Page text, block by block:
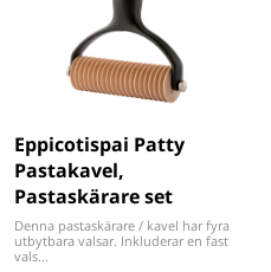
Eppicotispai Patty
Pastakavel,
Pastaskärare set
Denna pastaskärare / kavel har fyra
utbytbara valsar. Inkluderar en fast
vals...